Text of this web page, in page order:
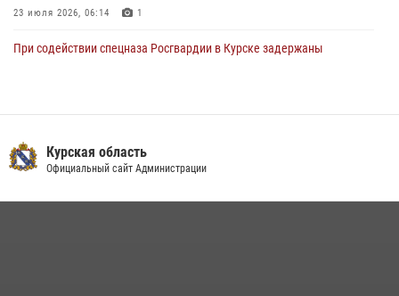
23 июля 2026, 06:14 1
При содействии спецназа Росгвардии в Курске задержаны
первого этапа фотоконкурса «В объективе Росгвардия»
22 июля 2026, 12:38 2
Курская область
Официальный сайт Администрации